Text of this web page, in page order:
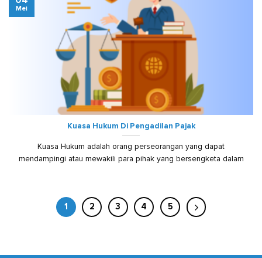
Kuasa Hukum Di Pengadilan Pajak
Kuasa Hukum adalah orang perseorangan yang dapat
mendampingi atau mewakili para pihak yang bersengketa dalam
Mei
1 2 3 4 5